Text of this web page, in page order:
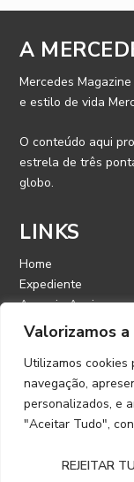
Valorizamos
Utilizamos cookies
navegação,
personalizados, e
"Aceitar Tudo",
REJEITAR
A
Mercedes
e estilo de vida
O conteúdo aqui
estrela de três
globo.
LINKS
Home
Expediente
Anuncie Aqui
Contato
CONTATO
E-mail:
©️ 2022 –